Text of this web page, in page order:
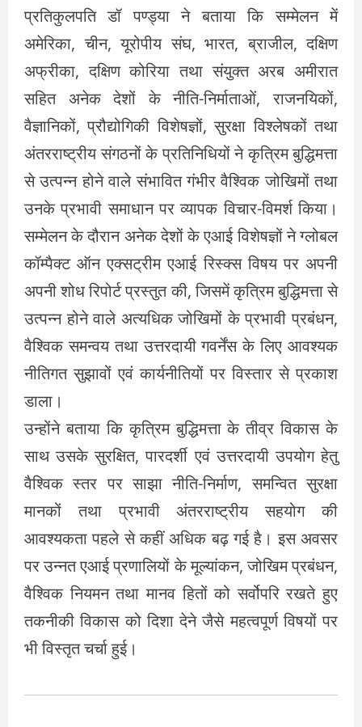
प्रतिकुलपति डॉ पण्ड्या ने बताया कि सम्मेलन में
अमेरिका, चीन, यूरोपीय संघ, भारत, ब्राजील, दक्षिण
अफ्रीका, दक्षिण कोरिया तथा संयुक्त अरब अमीरात
सहित अनेक देशों के नीति-निर्माताओं, राजनयिकों,
वैज्ञानिकों, प्रौद्योगिकी विशेषज्ञों, सुरक्षा विश्लेषकों तथा
अंतरराष्ट्रीय संगठनों के प्रतिनिधियों ने कृत्रिम बुद्धिमत्ता
से उत्पन्न होने वाले संभावित गंभीर वैश्विक जोखिमों तथा
उनके प्रभावी समाधान पर व्यापक विचार-विमर्श किया।
सम्मेलन के दौरान अनेक देशों के एआई विशेषज्ञों ने ग्लोबल
कॉम्पैक्ट ऑन एक्सट्रीम एआई रिस्क्स विषय पर अपनी
अपनी शोध रिपोर्ट प्रस्तुत की, जिसमें कृत्रिम बुद्धिमत्ता से
उत्पन्न होने वाले अत्यधिक जोखिमों के प्रभावी प्रबंधन,
वैश्विक समन्वय तथा उत्तरदायी गवर्नेंस के लिए आवश्यक
नीतिगत सुझावों एवं कार्यनीतियों पर विस्तार से प्रकाश
डाला।
उन्होंने बताया कि कृत्रिम बुद्धिमत्ता के तीव्र विकास के
साथ उसके सुरक्षित, पारदर्शी एवं उत्तरदायी उपयोग हेतु
वैश्विक स्तर पर साझा नीति-निर्माण, समन्वित सुरक्षा
मानकों तथा प्रभावी अंतरराष्ट्रीय सहयोग की
आवश्यकता पहले से कहीं अधिक बढ़ गई है। इस अवसर
पर उन्नत एआई प्रणालियों के मूल्यांकन, जोखिम प्रबंधन,
वैश्विक नियमन तथा मानव हितों को सर्वोपरि रखते हुए
तकनीकी विकास को दिशा देने जैसे महत्वपूर्ण विषयों पर
भी विस्तृत चर्चा हुई।